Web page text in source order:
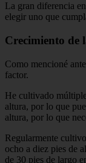
La gran diferencia
elegir uno que
Crecimiento de
Como mencioné
factor.
He cultivado
altura, por lo que
altura, por lo que
Regularmente
ocho a diez pies de
de 30 pies de largo